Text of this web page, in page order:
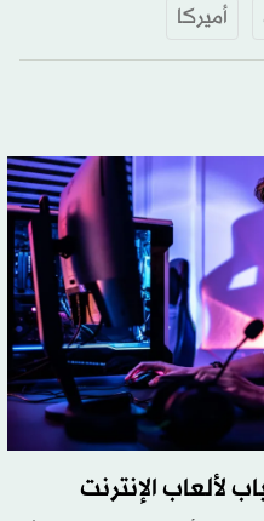
أميركا
لألعاب الإنترنت